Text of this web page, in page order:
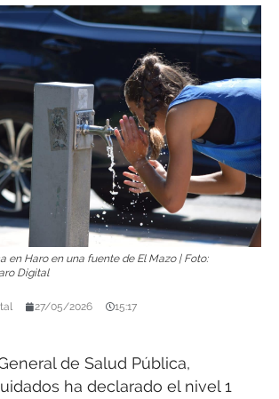
en Haro en una fuente de El Mazo | Foto:
Digital
27/05/2026 15:17
de Salud Pública,
ha declarado el nivel 1